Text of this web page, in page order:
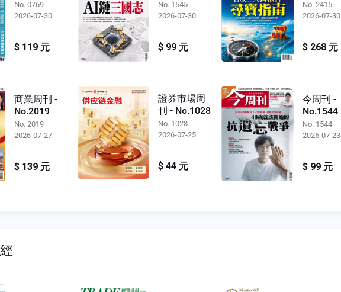
No. 0769
2026-07-30
$ 119 元
No. 1545
2026-07-30
$ 99 元
No. 2415
2026-07-30
$ 268 元
商業周刊 -
No.2019
No. 2019
2026-07-27
$ 139 元
證券市場周
刊 - No.1028
No. 1028
2026-07-25
$ 44 元
今周刊 -
No.1544
No. 1544
2026-07-23
$ 99 元